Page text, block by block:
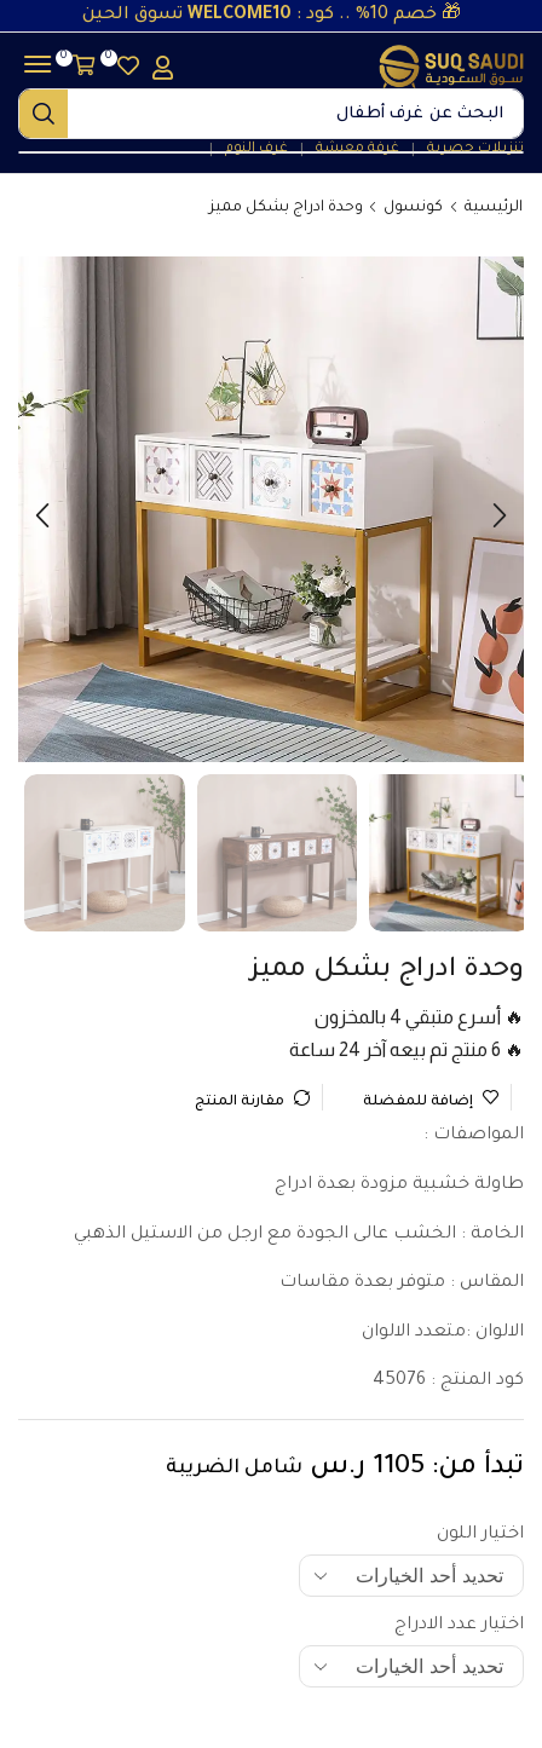
🎁 خصم 10% .. كود : WELCOME10 تسوق الحين
البحث عن غرف نوم
تنزيلات حصرية ❘ غرفة معيشة ❘ غرف النوم ❘
0
0
الرئيسية كونسول وحدة ادراج بشكل مميز
وحدة ادراج بشكل مميز
🔥 أسرع متبقي 4 بالمخزون
🔥 6 منتج تم بيعه آخر 24 ساعة
إضافة للمفضلة مقارنة المنتج
المواصفات :
طاولة خشبية مزودة بعدة ادراج
الخامة : الخشب عالى الجودة مع ارجل من الاستيل الذهبي
المقاس : متوفر بعدة مقاسات
الالوان :متعدد الالوان
كود المنتج : 45076
تبدأ من: 1105 ر.س شامل الضريبة
اختيار اللون
اختيار عدد الادراج